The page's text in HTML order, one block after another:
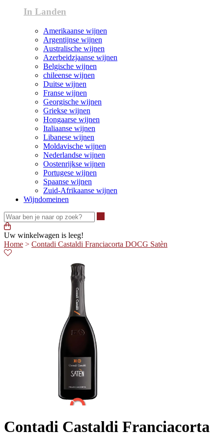
In Landen
Amerikaanse wijnen
Argentijnse wijnen
Australische wijnen
Azerbeidzjaanse wijnen
Belgische wijnen
chileense wijnen
Duitse wijnen
Franse wijnen
Georgische wijnen
Griekse wijnen
Hongaarse wijnen
Italiaanse wijnen
Libanese wijnen
Moldavische wijnen
Nederlandse wijnen
Oostenrijkse wijnen
Portugese wijnen
Spaanse wijnen
Zuid-Afrikaanse wijnen
Wijndomeinen
Uw winkelwagen is leeg!
Home > Contadi Castaldi Franciacorta DOCG Satèn
Contadi Castaldi Franciacorta